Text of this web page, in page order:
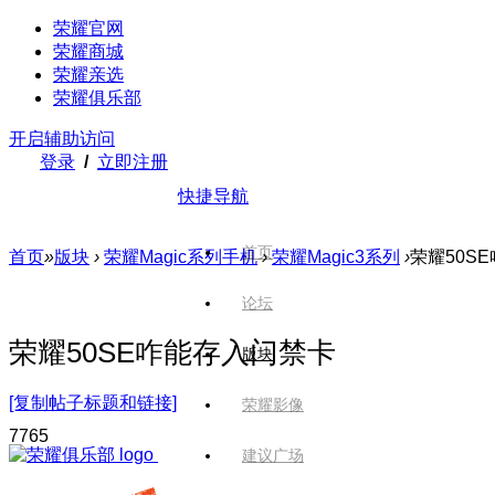
荣耀官网
荣耀商城
荣耀亲选
荣耀俱乐部
开启辅助访问
登录 / 立即注册
快捷导航
首页
论坛
版块
荣耀影像
建议广场
首页»版块 › 荣耀Magic系列手机 › 荣耀Magic3系列 ›荣耀50SE
荣耀50SE咋能存入门禁卡
[复制帖子标题和链接]
7765